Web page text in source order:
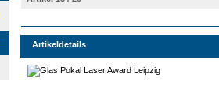
Artikeldetails